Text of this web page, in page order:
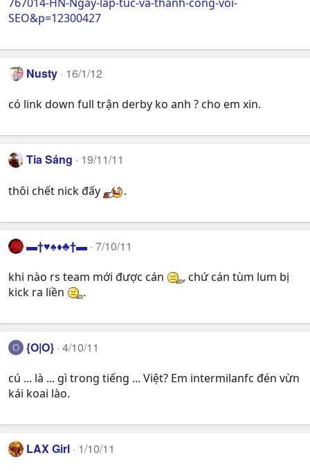
SEO&p=12300427
Nusty 16/1/12
có link down full trận derby ko anh ? cho em xin.
Tia Sáng 19/11/11
thôi chết nick đấy .
▬†♥♠♦♣†▬ 7/10/11
khi nào rs team mới được cán
, chứ cán tùm lum bị
kick ra liền
.
O {O|O} 4/10/11
cú ... là ... gì trong tiếng ... Việt? Em intermilanfc đén vừn
kái koai lào.
LAX Girl 1/10/11